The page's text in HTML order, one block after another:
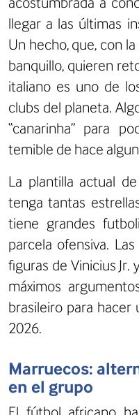
llegar a las últimas
Un hecho, que, con
banquillo, quieren
italiano es uno de
clubs del planeta.
“canarinha” para
temible de hace
La plantilla actual
tenga tantas
tiene grandes
parcela ofensiva.
figuras de Vinicius Jr.
máximos
brasileiro para hacer
2026.
Marruecos:
en el grupo